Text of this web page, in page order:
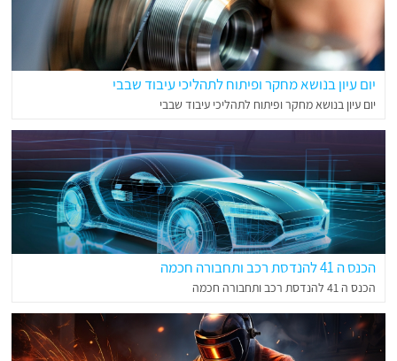
יום עיון בנושא מחקר ופיתוח לתהליכי עיבוד שבבי
יום עיון בנושא מחקר ופיתוח לתהליכי עיבוד שבבי
הכנס ה 41 להנדסת רכב ותחבורה חכמה
הכנס ה 41 להנדסת רכב ותחבורה חכמה